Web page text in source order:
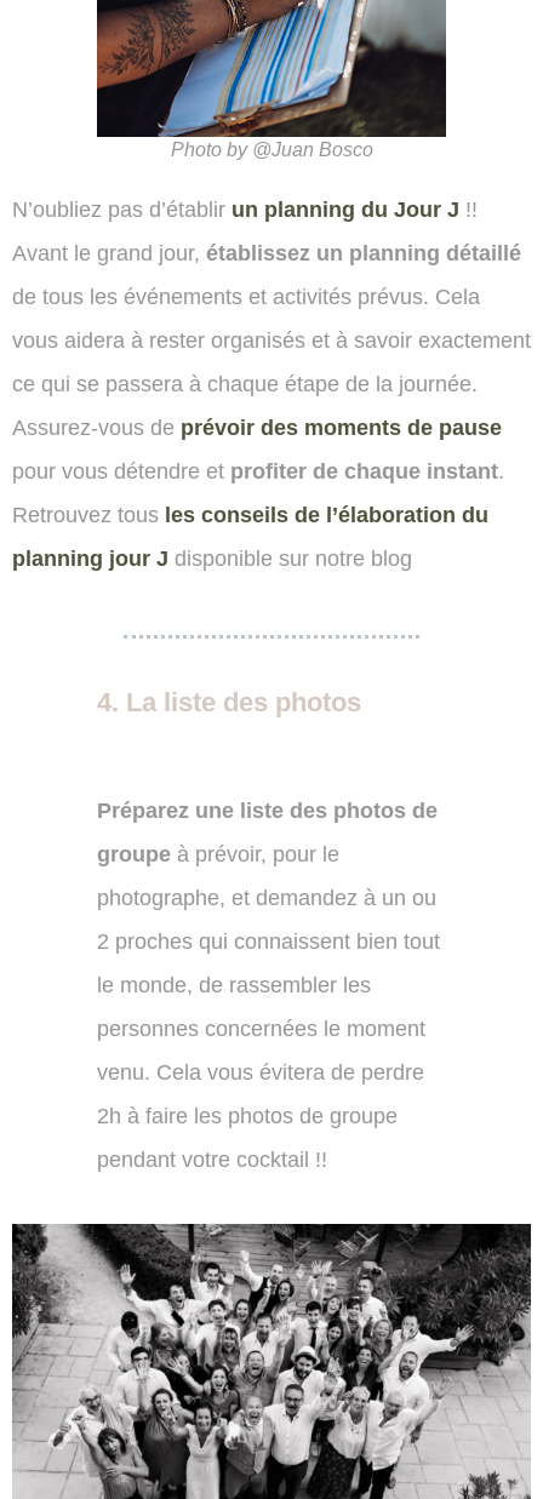
Photo by @Juan Bosco
N’oubliez pas d’établir un planning du Jour J !!
Avant le grand jour, établissez un planning détaillé
de tous les événements et activités prévus. Cela
vous aidera à rester organisés et à savoir exactement
ce qui se passera à chaque étape de la journée.
Assurez-vous de prévoir des moments de pause
pour vous détendre et profiter de chaque instant.
Retrouvez tous les conseils de l’élaboration du
planning jour J disponible sur notre blog
4. La liste des photos
Préparez une liste des photos de
groupe à prévoir, pour le
photographe, et demandez à un ou
2 proches qui connaissent bien tout
le monde, de rassembler les
personnes concernées le moment
venu. Cela vous évitera de perdre
2h à faire les photos de groupe
pendant votre cocktail !!